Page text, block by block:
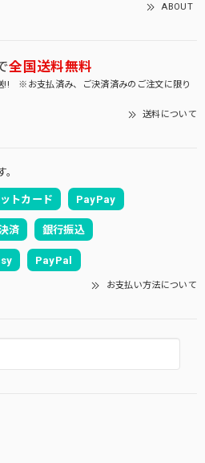
ABOUT
全国送料無料
!! ※お支払済み、ご決済済みのご注文に限り
送料について
トカード PayPay
済 銀行振込
PayPal
お支払い方法について